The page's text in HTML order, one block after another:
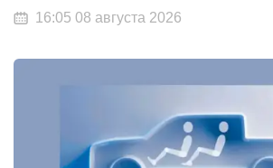
16:05 08 августа 2026